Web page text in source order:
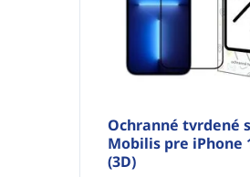
Ochranné tvrdené
Mobilis pre iPhone
(3D)